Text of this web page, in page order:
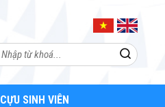
CỰU SINH VIÊN